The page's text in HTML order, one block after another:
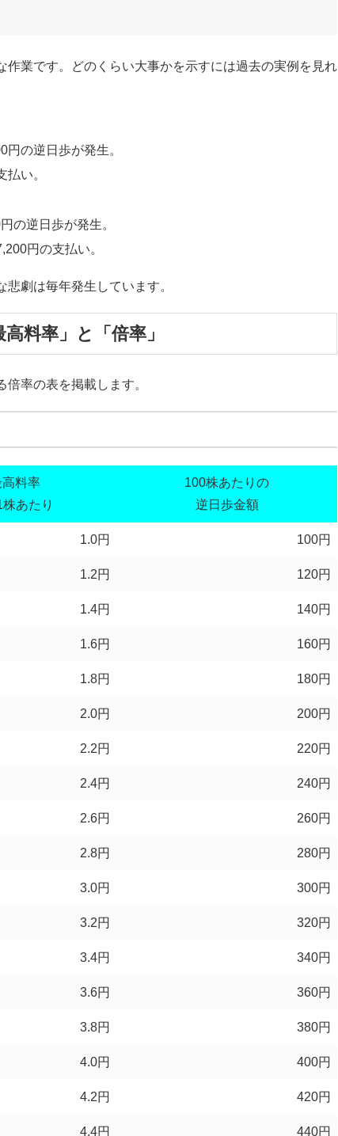
業です。どのくらい大事かを示すには過去の実例を見れ
の逆日歩が発生。
い。
の逆日歩が発生。
円の支払い。
劇は毎年発生しています。
料率」と「倍率」
率の表を掲載します。
高料率
あたり
100株あたりの
逆日歩金額
1.0円 100円
1.2円 120円
1.4円 140円
1.6円 160円
1.8円 180円
2.0円 200円
2.2円 220円
2.4円 240円
2.6円 260円
2.8円 280円
3.0円 300円
3.2円 320円
3.4円 340円
3.6円 360円
3.8円 380円
4.0円 400円
4.2円 420円
4.4円 440円